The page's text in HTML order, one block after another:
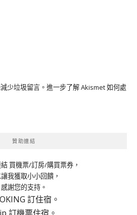
少垃圾留言。 進一步了解 Akismet 如何處
贊助連結
買機票/訂房/購買票券，
我獲取小小回饋，
感謝您的支持。
訂住宿。